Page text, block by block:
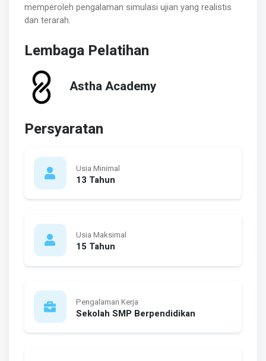
memperoleh pengalaman simulasi ujian yang realistis
dan terarah.
Lembaga Pelatihan
Astha Academy
Persyaratan
Usia Minimal
13 Tahun
Usia Maksimal
15 Tahun
Pengalaman Kerja
Sekolah SMP Berpendidikan